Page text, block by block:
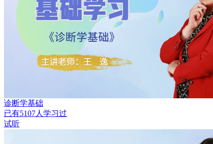
诊断学基础
已有5107人学习过
试听